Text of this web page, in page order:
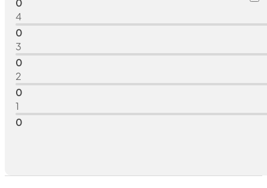
0
4
0
3
0
2
0
1
0